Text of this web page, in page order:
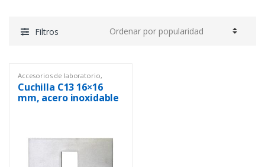
Filtros
Accesorios de laboratorio,
Equipos de Laboratorio ,Varios
Cuchilla C13 16×16
mm, acero inoxidable